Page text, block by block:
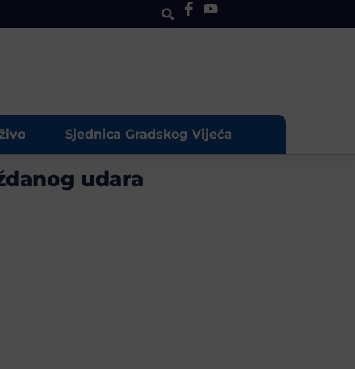
Sjednica Gradskog Vijeća
udara